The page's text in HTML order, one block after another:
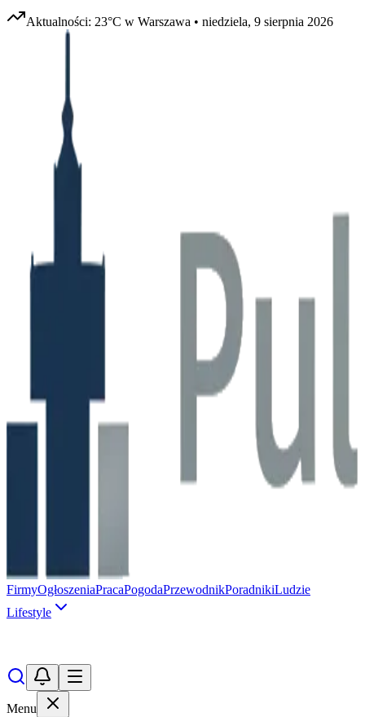
Aktualności: 23°C w Warszawa • niedziela, 9 sierpnia 2026
FirmyOgłoszeniaPracaPogodaPrzewodnikPoradnikiLudzie
Lifestyle
Menu